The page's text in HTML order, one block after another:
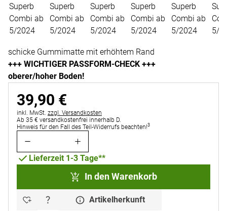
schicke Gummimatte mit erhöhtem Rand
+++ WICHTIGER PASSFORM-CHECK +++
oberer/hoher Boden!
39,90 €
Steuerhinweis:
inkl. MwSt. zzgl. Versandkosten
Ab 35 € versandkostenfrei innerhalb D.
Hinweis für den Fall des Teil-Widerrufs beachten!3
Lieferzeit 1-3 Tage**
In den Warenkorb
Artikelherkunft